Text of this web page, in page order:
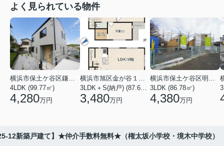
よく見られている物件
横浜市保土ケ谷区鎌谷町
4LDK (99.77㎡)
4,280万円
横浜市旭区金が谷１丁目
3LDK＋S(納戸) (87.61㎡)
3,480万円
横浜市保土ケ谷区明神台
3LDK (86.78㎡)
4,380万円
12新築戸建て】★仲介手数料無料★（権太坂小学校・境木中学校）